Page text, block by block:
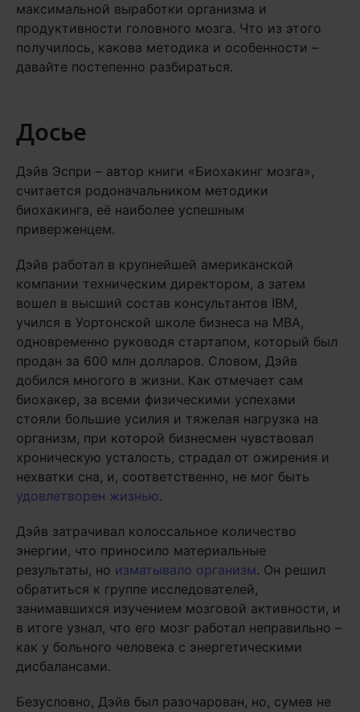
максимальной выработки организма и
продуктивности головного мозга. Что из этого
получилось, какова методика и особенности –
давайте постепенно разбираться.
Досье
Дэйв Эспри – автор книги «Биохакинг мозга»,
считается родоначальником методики
биохакинга, её наиболее успешным
приверженцем.
Дэйв работал в крупнейшей американской
компании техническим директором, а затем
вошел в высший состав консультантов IBM,
учился в Уортонской школе бизнеса на MBA,
одновременно руководя стартапом, который был
продан за 600 млн долларов. Словом, Дэйв
добился многого в жизни. Как отмечает сам
биохакер, за всеми физическими успехами
стояли большие усилия и тяжелая нагрузка на
организм, при которой бизнесмен чувствовал
хроническую усталость, страдал от ожирения и
нехватки сна, и, соответственно, не мог быть
удовлетворен жизнью.
Дэйв затрачивал колоссальное количество
энергии, что приносило материальные
результаты, но изматывало организм. Он решил
обратиться к группе исследователей,
занимавшихся изучением мозговой активности, и
в итоге узнал, что его мозг работал неправильно –
как у больного человека с энергетическими
дисбалансами.
Безусловно, Дэйв был разочарован, но, сумев не